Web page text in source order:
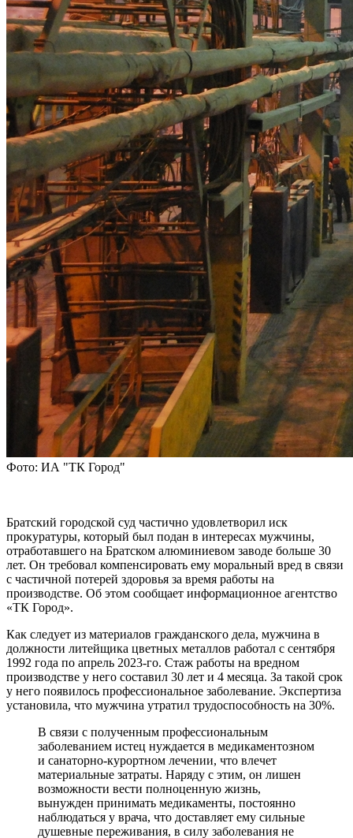
Фото: ИА "ТК Город"
Братский городской суд частично удовлетворил иск
прокуратуры, который был подан в интересах мужчины,
отработавшего на Братском алюминиевом заводе больше 30
лет. Он требовал компенсировать ему моральный вред в связи
с частичной потерей здоровья за время работы на
производстве. Об этом сообщает информационное агентство
«ТК Город».
Как следует из материалов гражданского дела, мужчина в
должности литейщика цветных металлов работал с сентября
1992 года по апрель 2023-го. Стаж работы на вредном
производстве у него составил 30 лет и 4 месяца. За такой срок
у него появилось профессиональное заболевание. Экспертиза
установила, что мужчина утратил трудоспособность на 30%.
В связи с полученным профессиональным
заболеванием истец нуждается в медикаментозном
и санаторно-курортном лечении, что влечет
материальные затраты. Наряду с этим, он лишен
возможности вести полноценную жизнь,
вынужден принимать медикаменты, постоянно
наблюдаться у врача, что доставляет ему сильные
душевные переживания, в силу заболевания не